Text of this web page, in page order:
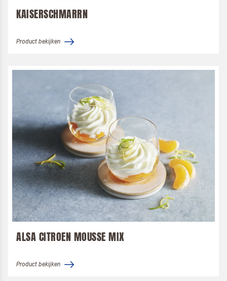
KAISERSCHMARRN
Product bekijken
ALSA CITROEN MOUSSE MIX
Product bekijken